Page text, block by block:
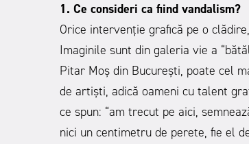
1. Ce consideri ca fiind vandalism?
Orice intervenție grafică pe o
Imaginile sunt din galeria vie a
Pitar Moș din București, poate cel
de artiști, adică oameni cu talent
ce spun: “am trecut pe aici,
nici un centimetru de perete, fie el